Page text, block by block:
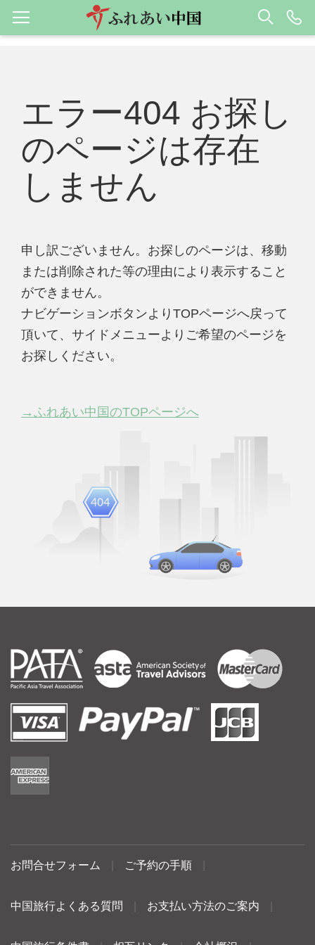
エラー404 お探し
のページは存在
しません
申し訳ございません。お探しのページは、移動
または削除された等の理由により表示すること
ができません。
ナビゲーションボタンよりTOPページへ戻って
頂いて、サイドメニューよりご希望のページを
お探しください。
→ふれあい中国のTOPページへ
お問合せフォーム ご予約の手順
中国旅行よくある質問 お支払い方法のご案内